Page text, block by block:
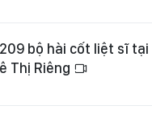
bộ hài cốt liệt sĩ tại
Thị Riêng